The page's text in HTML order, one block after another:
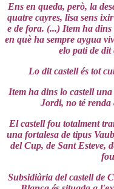
Ens en queda, però, la
quatre cayres, lisa sens
e de fora. (...) Item ha
en què ha sempre aygua
elo pati de dit
Lo dit castell és tot
Item ha dins lo castell
Jordi, no té
El castell fou totalment
una fortalesa de tipus
del Cup, de Sant Esteve,
Subsidiària del castell de